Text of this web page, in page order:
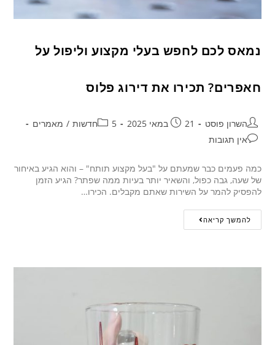
נמאס לכם לחפש בעלי מקצוע וליפול על
חאפרים? תכירו את דירוג פלוס
השרון פוסט 21 במאי 2025 5חדשות / מאמרים
אין תגובות
כמה פעמים כבר שמעתם על "בעל מקצוע תותח" – והוא הגיע באיחור
של שעה, גבה כפול, והשאיר יותר בעיות ממה שפתר? הגיע הזמן
להפסיק להמר על השירות שאתם מקבלים. הכירו…
להמשך קריאה